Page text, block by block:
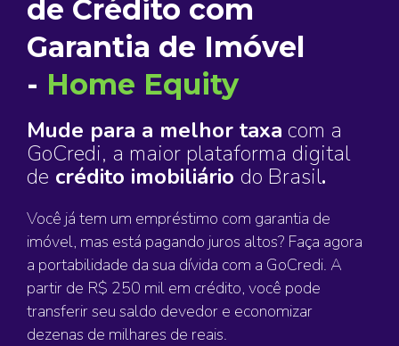
de Crédito com
Garantia de Imóvel
- Home Equity
Mude para a melhor taxa com a
GoCredi, a maior plataforma digital
de crédito imobiliário do Brasil.
Você já tem um empréstimo com garantia de
imóvel, mas está pagando juros altos? Faça agora
a portabilidade da sua dívida com a GoCredi. A
partir de R$ 250 mil em crédito, você pode
transferir seu saldo devedor e economizar
dezenas de milhares de reais.